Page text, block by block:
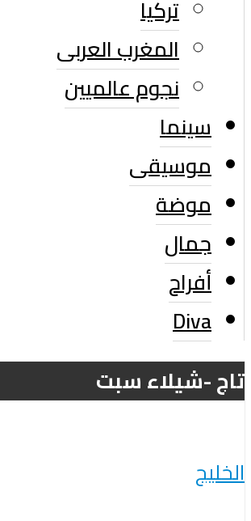
تركيا
المغرب العربى
نجوم عالميين
سينما
موسيقى
موضة
جمال
أفراح
Diva
تاج -شيلاء سبت
الخليج